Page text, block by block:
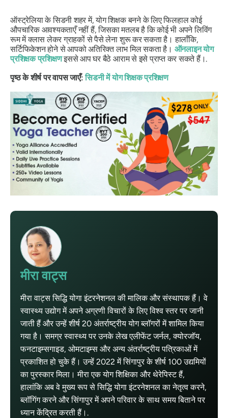
ऑस्ट्रेलिया के सिडनी शहर में, योग शिक्षक बनने के लिए फिलहाल कोई
औपचारिक आवश्यकताएँ नहीं हैं, जिसका मतलब है कि कोई भी अपने लिविंग
रूम में क्लास लेकर ग्राहकों से पैसे लेना शुरू कर सकता है। हालाँकि,
सर्टिफिकेशन होने से आपको अतिरिक्त लाभ मिल सकता है। ऑनलाइन योग
प्रशिक्षक प्रशिक्षणइससे आप घर बैठे आराम से इसे प्राप्त कर सकते हैं।.
पृष्ठ के शीर्ष पर वापस जाएँ:सिडनी में योग शिक्षक प्रशिक्षण
मीरा वाट्स
मीरा वाट्स सिद्धि योगा इंटरनेशनल की मालिक और संस्थापक हैं। वे
स्वास्थ्य उद्योग में अपने अग्रणी विचारों के लिए विश्व स्तर पर जानी
जाती हैं और उन्हें शीर्ष 20 अंतर्राष्ट्रीय योग ब्लॉगरों में शामिल किया
गया है। समग्र स्वास्थ्य पर उनके लेख एलीफेंट जर्नल, क्योरजॉय,
फनटाइम्सगाइड, ओमटाइम्स और अन्य अंतर्राष्ट्रीय पत्रिकाओं में
प्रकाशित हो चुके हैं। उन्हें 2022 में सिंगापुर के शीर्ष 100 उद्यमियों
का पुरस्कार मिला। मीरा एक योग शिक्षिका और थेरेपिस्ट हैं,
हालांकि अब वे मुख्य रूप से सिद्धि योगा इंटरनेशनल का नेतृत्व करने,
ब्लॉगिंग करने और सिंगापुर में अपने परिवार के साथ समय बिताने पर
ध्यान केंद्रित करती हैं।.